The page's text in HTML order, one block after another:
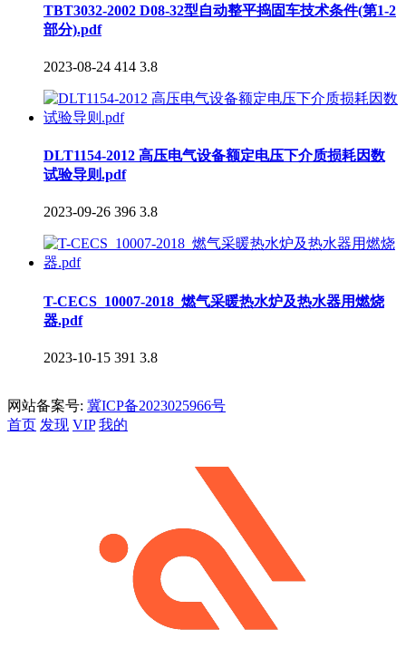
TBT3032-2002 D08-32型自动整平捣固车技术条件(第1-2
部分).pdf
2023-08-24 414 3.8
DLT1154-2012 高压电气设备额定电压下介质损耗因数
试验导则.pdf
2023-09-26 396 3.8
T-CECS_10007-2018_燃气采暖热水炉及热水器用燃烧
器.pdf
2023-10-15 391 3.8
网站备案号: 冀ICP备2023025966号
首页 发现 VIP 我的